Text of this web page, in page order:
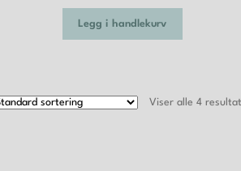
Legg i handlekurv
Viser alle 4